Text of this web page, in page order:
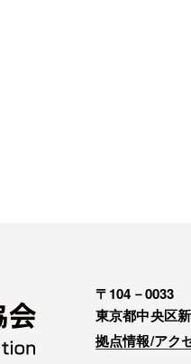
〒104－0033
東京都中央区
拠点情報/アク